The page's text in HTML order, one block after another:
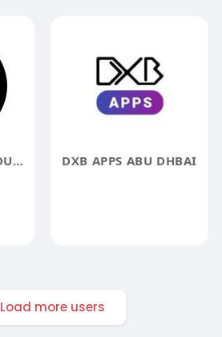
THEME PARKS IN DUBAI UAE DXB APPS ABU DHBAI
Load more users